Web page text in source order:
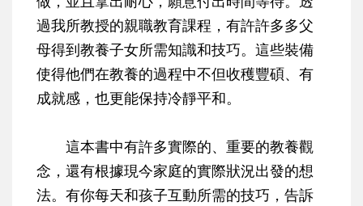
過我所教授的親職教育課程，有許許多多父
母得到教養子女所需知識和技巧。這些裝備
使得他們在教養的過程中不但收穫豐碩、有
成就感，也更能保持冷靜平和。
這本書中有許多實際的、重要的教養觀
念，還有根據現今家庭的實際狀況出發的想
法。有你每天和孩子互動所需的技巧，告訴